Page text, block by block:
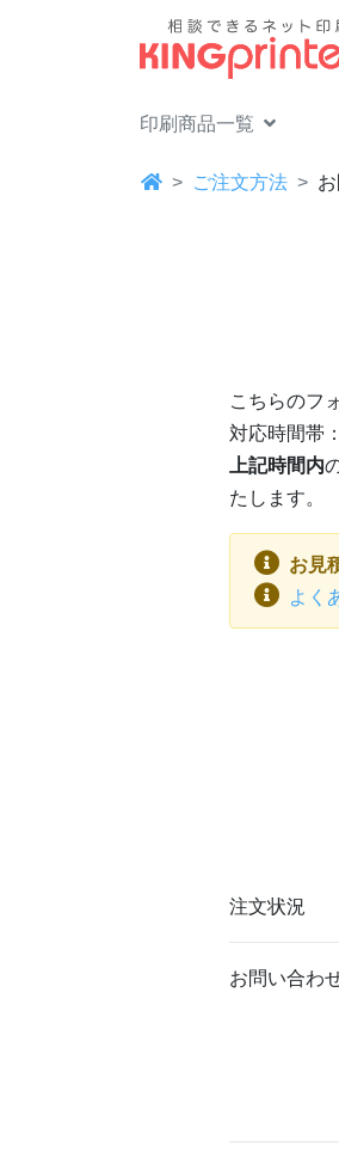
印刷商品一覧
ご注文方法
こちらのフ
対応時間帯
上記時間内
たします。
お見
よく
注文状況
お問い合わ